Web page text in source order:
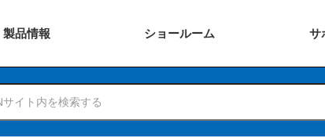
製品情報 ショールーム サ